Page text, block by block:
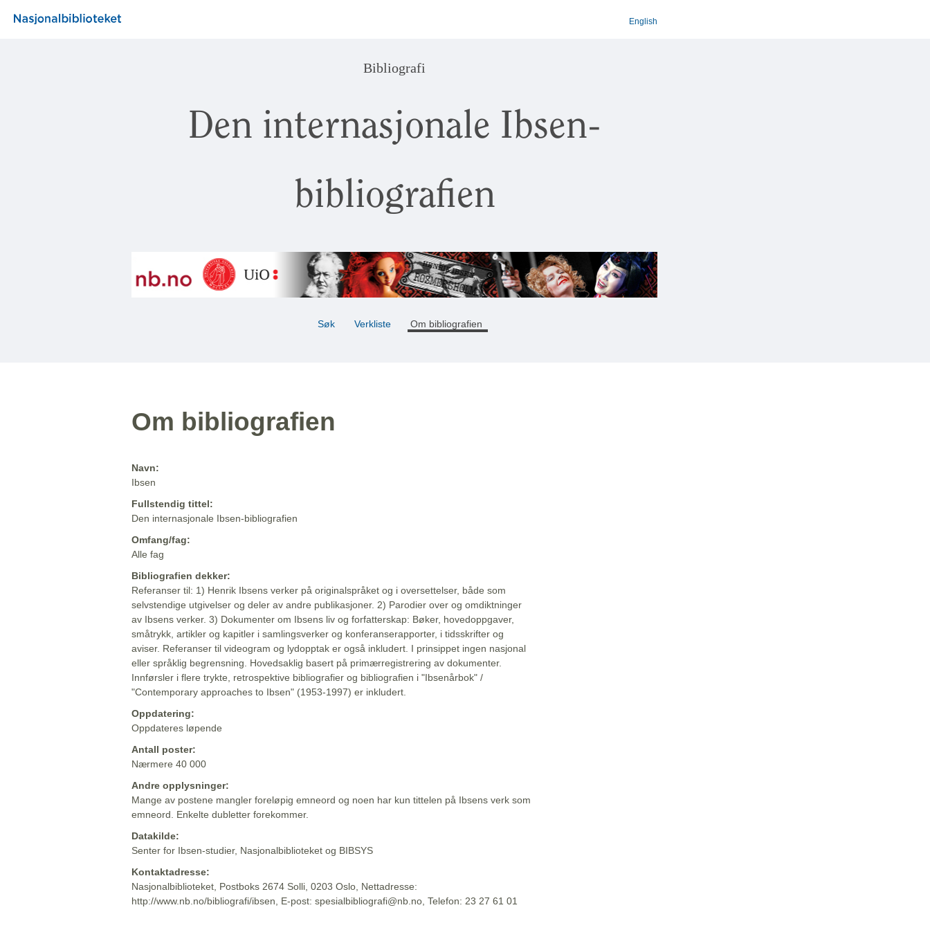
English
Bibliografi
Den internasjonale Ibsen-
bibliografien
Søk Verkliste Om bibliografien
Om bibliografien
Navn:
Ibsen
Fullstendig tittel:
Den internasjonale Ibsen-bibliografien
Omfang/fag:
Alle fag
Bibliografien dekker:
Referanser til: 1) Henrik Ibsens verker på originalspråket og i oversettelser, både som
selvstendige utgivelser og deler av andre publikasjoner. 2) Parodier over og omdiktninger
av Ibsens verker. 3) Dokumenter om Ibsens liv og forfatterskap: Bøker, hovedoppgaver,
småtrykk, artikler og kapitler i samlingsverker og konferanserapporter, i tidsskrifter og
aviser. Referanser til videogram og lydopptak er også inkludert. I prinsippet ingen nasjonal
eller språklig begrensning. Hovedsaklig basert på primærregistrering av dokumenter.
Innførsler i flere trykte, retrospektive bibliografier og bibliografien i "Ibsenårbok" /
"Contemporary approaches to Ibsen" (1953-1997) er inkludert.
Oppdatering:
Oppdateres løpende
Antall poster:
Nærmere 40 000
Andre opplysninger:
Mange av postene mangler foreløpig emneord og noen har kun tittelen på Ibsens verk som
emneord. Enkelte dubletter forekommer.
Datakilde:
Senter for Ibsen-studier, Nasjonalbiblioteket og BIBSYS
Kontaktadresse:
Nasjonalbiblioteket, Postboks 2674 Solli, 0203 Oslo, Nettadresse:
http://www.nb.no/bibliografi/ibsen, E-post: spesialbibliografi@nb.no, Telefon: 23 27 61 01